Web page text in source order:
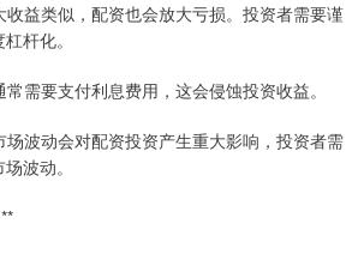
收益类似，配资也会放大亏损。投资者需要谨
杆化。
需要支付利息费用，这会侵蚀投资收益。
场波动会对配资投资产生重大影响，投资者需
波动。